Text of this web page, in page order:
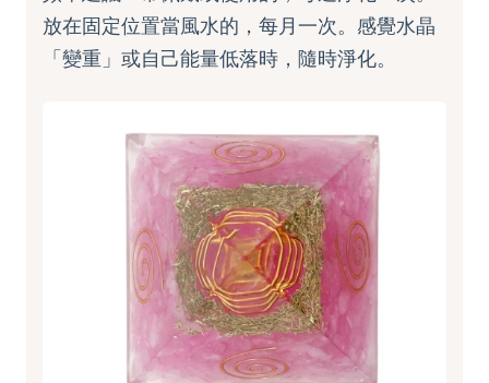
放在固定位置當風水的，每月一次。感覺水晶
「變重」或自己能量低落時，隨時淨化。